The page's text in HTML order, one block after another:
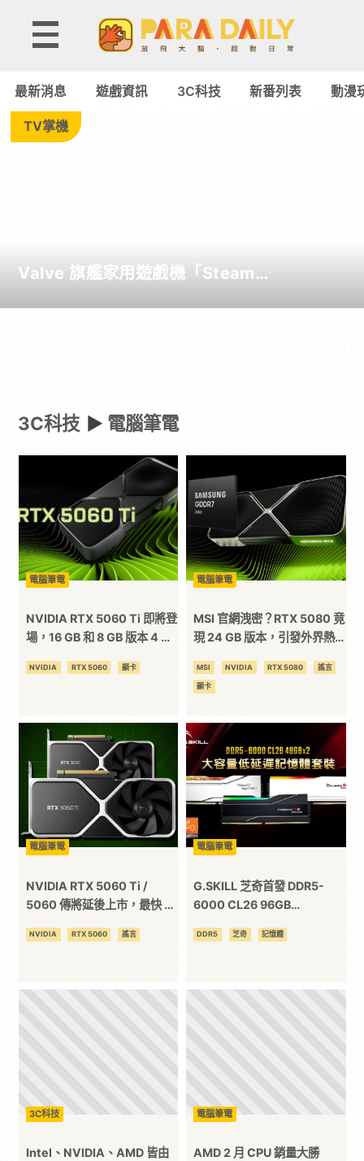
3C
技
腦
筆
Paradaily
遊
戲
｜
動
漫
二
元
｜
3C
科
方
最新消息 遊戲資訊 3C科技 新番列表 動漫
TV掌機
Valve 旗艦家用遊戲機「Steam
3C科技 ► 電腦筆電
電腦筆電
NVIDIA RTX 5060 Ti 即將登
場，16 GB 和 8 GB 版本 4 月
NVIDIA RTX 5060 顯卡
電腦筆電
MSI 官網洩密？RTX 5080 竟
現 24 GB 版本，引發外界熱
MSI NVIDIA RTX 5080 謠言
顯卡
電腦筆電
NVIDIA RTX 5060 Ti /
5060 傳將延後上市，最快 4
NVIDIA RTX 5060 謠言
電腦筆電
G.SKILL 芝奇首發 DDR5-
6000 CL26 96GB
體套裝
DDR5 芝奇 記憶體
3C科技
Intel、NVIDIA、AMD 皆由
電腦筆電
AMD 2 月 CPU 銷量大勝